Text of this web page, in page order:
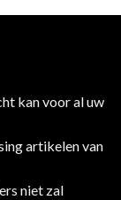
kan voor al uw
artikelen van
niet zal